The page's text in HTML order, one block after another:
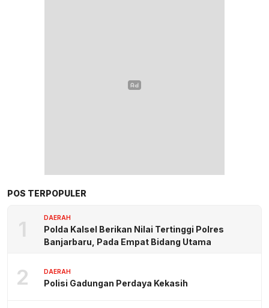
POS TERPOPULER
1 DAERAH
Polda Kalsel Berikan Nilai Tertinggi Polres
Banjarbaru, Pada Empat Bidang Utama
2 DAERAH
Polisi Gadungan Perdaya Kekasih